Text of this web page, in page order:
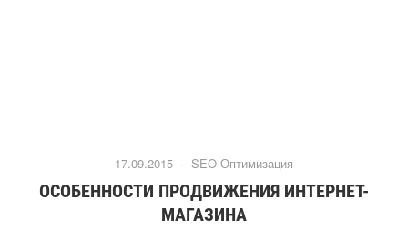
17.09.2015 · SEO Оптимизация
ОСОБЕННОСТИ ПРОДВИЖЕНИЯ ИНТЕРНЕТ-
МАГАЗИНА